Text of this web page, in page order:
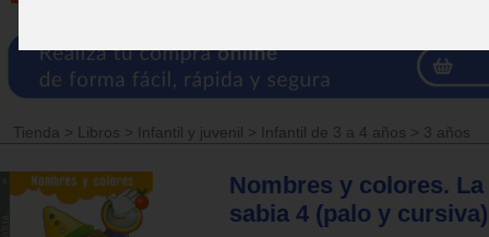
Tienda > Libros > Infantil y juvenil > Infantil de 3 a 4 años > 3 años
Nombres y colores.
sabia 4 (palo y